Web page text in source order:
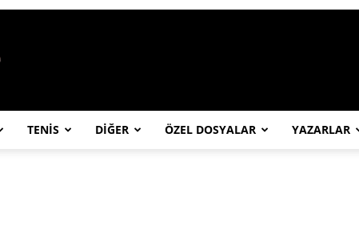
TENİS DİĞER ÖZEL DOSYALAR YAZARLAR